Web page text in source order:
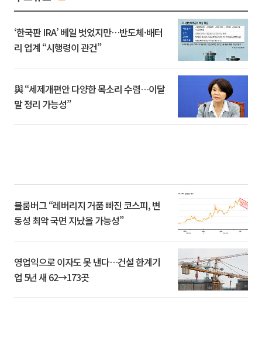
‘한국판 IRA’ 베일 벗었지만…반도체·배터
리 업계 “시행령이 관건”
與 “세제개편안 다양한 목소리 수렴…이달
말 정리 가능성”
블룸버그 “레버리지 거품 빠진 코스피, 변
동성 최악 국면 지났을 가능성”
영업익으로 이자도 못 낸다…건설 한계기
업 5년 새 62→173곳